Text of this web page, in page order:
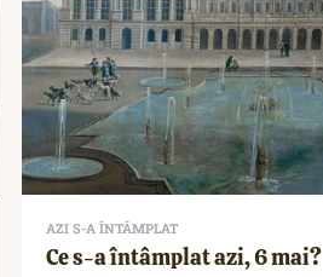
AZI S-A ÎNTÂMPLAT
Ce s-a întâmplat azi, 6 mai?